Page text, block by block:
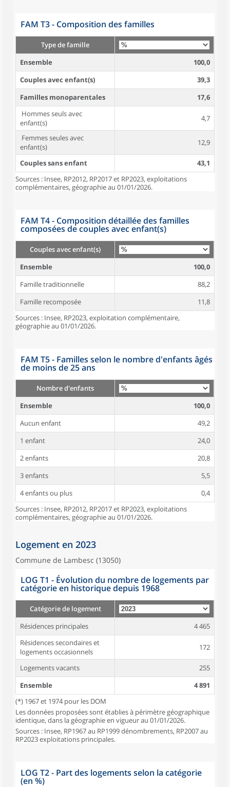
FAM T3 - Composition des familles
Type de famille
Ensemble
100,0
Couples avec enfant(s)
39,3
Familles monoparentales
17,6
Hommes seuls avec
enfant(s)
4,7
Femmes seules avec
enfant(s)
12,9
Couples sans enfant
43,1
Sources : Insee, RP2012, RP2017 et RP2023, exploitations
complémentaires, géographie au 01/01/2026.
FAM T4 - Composition détaillée des familles
composées de couples avec enfant(s)
Couples avec enfant(s)
Ensemble
100,0
Famille traditionnelle
88,2
Famille recomposée
11,8
Sources : Insee, RP2023, exploitation complémentaire,
géographie au 01/01/2026.
FAM T5 - Familles selon le nombre d'enfants âgés
de moins de 25 ans
Nombre d'enfants
Ensemble
100,0
Aucun enfant
49,2
1 enfant
24,0
2 enfants
20,8
3 enfants
5,5
4 enfants ou plus
0,4
Sources : Insee, RP2012, RP2017 et RP2023, exploitations
complémentaires, géographie au 01/01/2026.
Logement en 2023
Commune de Lambesc (13050)
LOG T1 - Évolution du nombre de logements par
catégorie en historique depuis 1968
Catégorie de logement
Résidences principales
4 465
Résidences secondaires et
logements occasionnels
172
Logements vacants
255
Ensemble
4 891
(*) 1967 et 1974 pour les DOM
Les données proposées sont établies à périmètre géographique
identique, dans la géographie en vigueur au 01/01/2026.
Sources : Insee, RP1967 au RP1999 dénombrements, RP2007 au
RP2023 exploitations principales.
LOG T2 - Part des logements selon la catégorie
(en %)